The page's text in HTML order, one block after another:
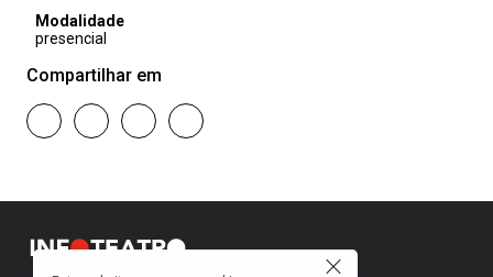
Modalidade
presencial
Compartilhar em